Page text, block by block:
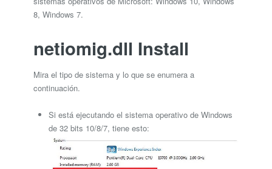
8, Windows 7.
netiomig.dll Install
Mira el tipo de sistema y lo que se enumera a
continuación.
Si está ejecutando el sistema operativo de Windows
de 32 bits 10/8/7, tiene esto: